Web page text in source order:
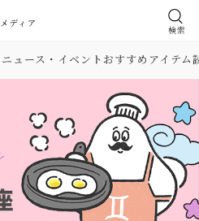
検索
ニュース・イベントおすすめアイテム